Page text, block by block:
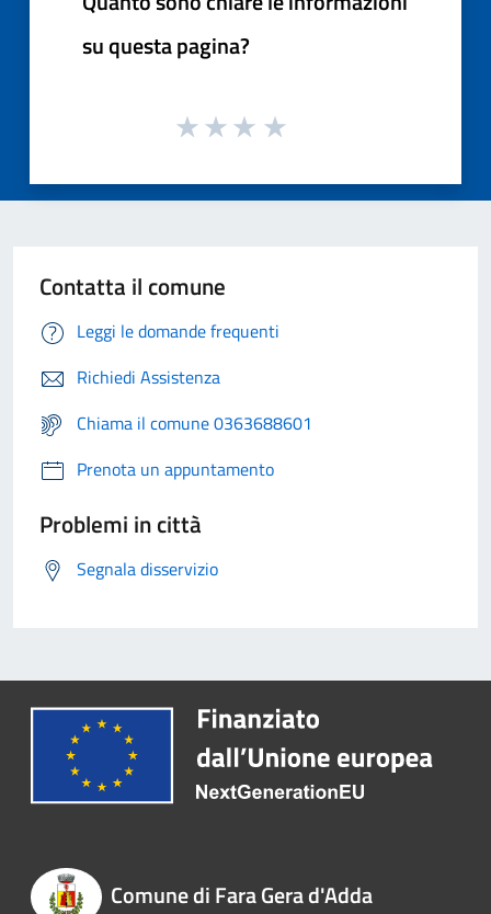
su questa pagina?
Contatta il comune
Leggi le domande frequenti
Richiedi Assistenza
Chiama il comune 0363688601
Prenota un appuntamento
Problemi in città
Segnala disservizio
Comune di Fara Gera d'Adda